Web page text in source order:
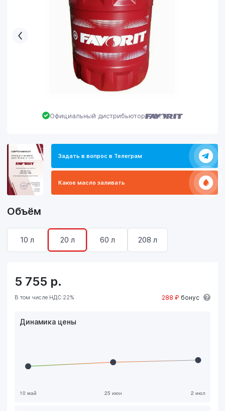
Официальный дистрибьютор
Задать в вопрос в Телеграм
Какое масло заливать
Объём
10 л 20 л 60 л 208 л
5 755 р.
В том числе НДС 22% 288 ₽ бонус
Динамика цены